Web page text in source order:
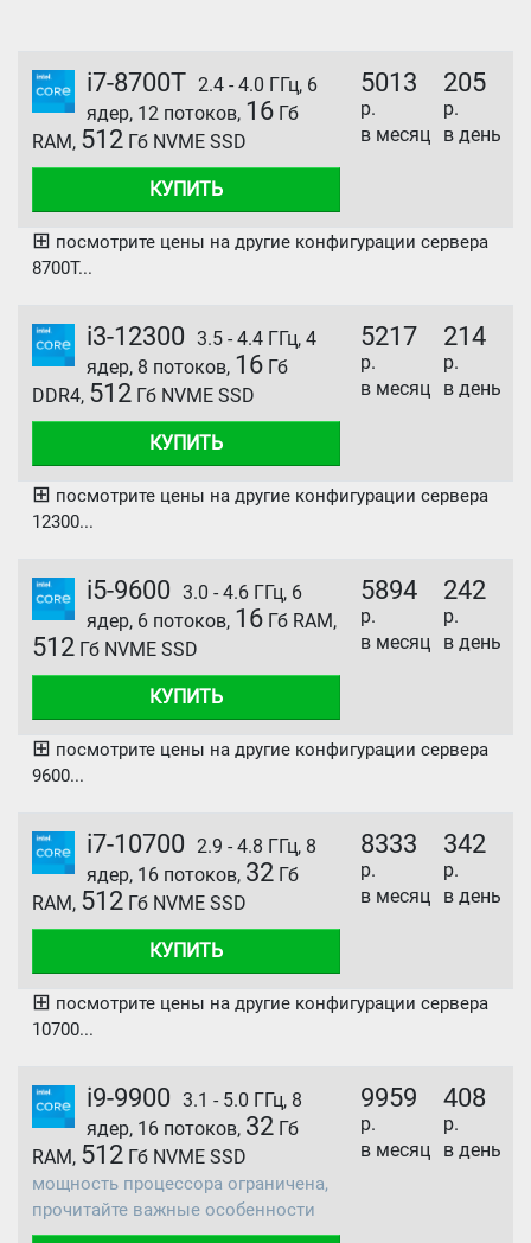
i7-8700T 2.4 - 4.0 ГГц, 6
ядер, 12 потоков, 16 Гб
RAM, 512 Гб NVME SSD
КУПИТЬ
5013
р.
в месяц
205
р.
в день
⊞ посмотрите цены на другие конфигурации сервера
8700T...
i3-12300 3.5 - 4.4 ГГц, 4
ядер, 8 потоков, 16 Гб
DDR4, 512 Гб NVME SSD
КУПИТЬ
5217
р.
в месяц
214
р.
в день
⊞ посмотрите цены на другие конфигурации сервера
12300...
i5-9600 3.0 - 4.6 ГГц, 6
ядер, 6 потоков, 16 Гб RAM,
512 Гб NVME SSD
КУПИТЬ
5894
р.
в месяц
242
р.
в день
⊞ посмотрите цены на другие конфигурации сервера
9600...
i7-10700
2.9 - 4.8 ГГц, 8
ядер, 16 потоков, 32 Гб
RAM, 512 Гб NVME SSD
КУПИТЬ
8333
р.
в месяц
342
р.
в день
⊞ посмотрите цены на другие конфигурации сервера
10700...
i9-9900 3.1 - 5.0 ГГц, 8
ядер, 16 потоков, 32 Гб
RAM, 512 Гб NVME SSD
мощность процессора ограничена,
прочитайте важные особенности
9959
р.
в месяц
408
р.
в день